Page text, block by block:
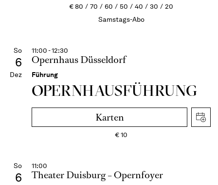
€80 70 60 50 40 30
20
Samstags-Abo
So
6
Dez
11:00 - 12:30
Opernhaus Düsseldorf
Führung
OPERN­HAUS­FÜH­RUNG
Karten
€10
So
6
11:00
Theater Duisburg – Opernfoyer